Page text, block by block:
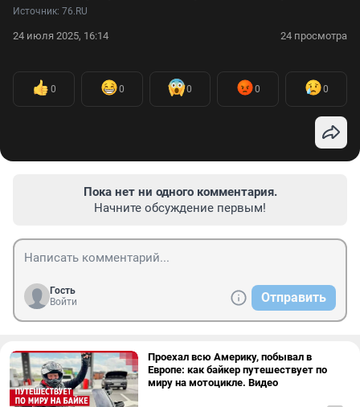
Источник: 76.RU
24 июля 2025, 16:14 24 просмотра
0 0 0 0 0
Пока нет ни одного комментария.
Начните обсуждение первым!
Гость
Войти
Отправить
Проехал всю Америку, побывал в
Европе: как байкер путешествует по
миру на мотоцикле. Видео